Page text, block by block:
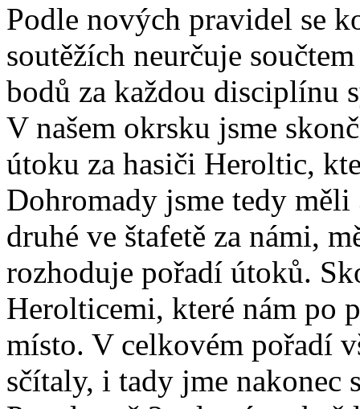
Podle nových pravidel se
soutěžích neurčuje
bodů za každou disciplínu
V našem okrsku jsme
útoku za hasiči Heroltic,
Dohromady jsme tedy
druhé ve štafetě za námi,
rozhoduje pořadí útoků.
Herolticemi, které nám po
místo. V celkovém pořadí
sčítaly, i tady jme nakonec